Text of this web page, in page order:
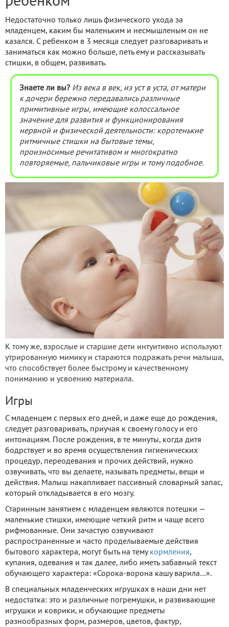
Недостаточно только лишь физического ухода за
младенцем, каким бы маленьким и несмышленым он не
казался. С ребенком в 3 месяца следует разговаривать и
заниматься как можно больше, петь ему и рассказывать
стишки, в общем, развивать.
Знаете ли вы? Из века в век, из уст в уста, от матери
к дочери бережно передавались различные
примитивные игры, имеющие колоссальное
значение для развития и функционирования
нервной и физической деятельности: коротенькие
ритмичные стишки на бытовые темы,
произносимые речитативом и многократно
повторяемые, пальчиковые игры и тому подобное.
К тому же, взрослые и старшие дети интуитивно используют
утрированную мимику и стараются подражать речи малыша,
что способствует более быстрому и качественному
пониманию и усвоению материала.
Игры
С младенцем с первых его дней, и даже еще до рождения,
следует разговаривать, приучая к своему голосу и его
интонациям. После рождения, в те минуты, когда дитя
бодрствует и во время осуществления гигиенических
процедур, переодевания и прочих действий, нужно
озвучивать, что вы делаете, называть предметы, вещи и
действия. Малыш накапливает пассивный словарный запас,
который откладывается в его мозгу.
Старинным занятием с младенцем являются потешки —
маленькие стишки, имеющие четкий ритм и чаще всего
рифмованные. Они зачастую озвучивают
распространенные и часто проделываемые действия
бытового характера, могут быть на тему кормления,
купания, одевания и так далее, либо иметь забавный текст
обучающего характера: «Сорока-ворона кашу варила…».
В специальных младенческих игрушках в наши дни нет
недостатка: это и различные погремушки, и развивающие
игрушки и коврики, и обучающие предметы
разнообразных форм, размеров, цветов, фактур,